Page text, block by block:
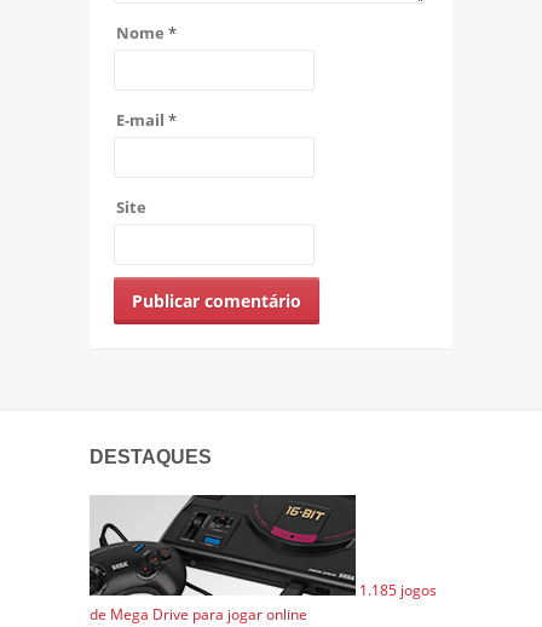
Nome *
E-mail *
Site
DESTAQUES
1.185 jogos
de Mega Drive para jogar online